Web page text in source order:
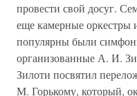
провести свой досуг.
еще камерные оркестры
популярны были
организованные А. И.
Зилоти посвятил
М. Горькому, который,